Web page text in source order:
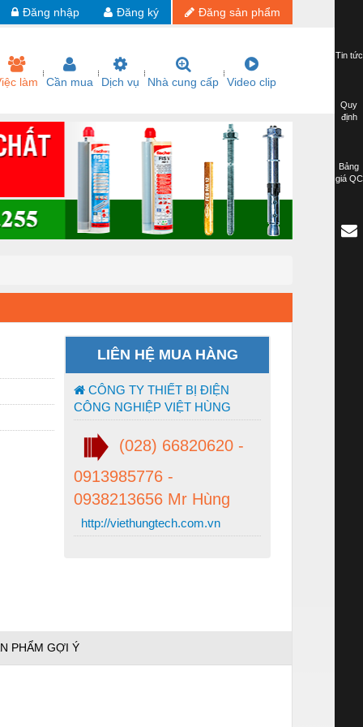
Đăng sản phẩm
Đăng ký
Đăng nhập
làm Cần mua Dịch vụ Nhà cung cấp Video clip
LIÊN HỆ MUA HÀNG
CÔNG TY THIẾT BỊ ĐIỆN
CÔNG NGHIỆP VIỆT HÙNG
(028) 66820620 -
0913985776 -
0938213656 Mr Hùng
http://viethungtech.com.vn
PHẨM GỢI Ý
Tin tức
Quy
định
Bảng
giá QC